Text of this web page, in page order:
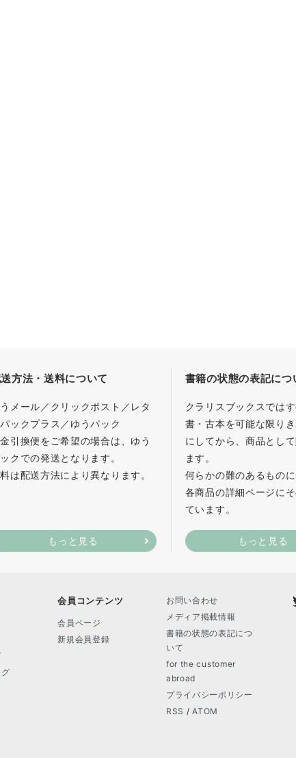
方法・送料について
メール／クリックポスト／レタ
ックプラス／ゆうパック
引換便をご希望の場合は、ゆう
クでの発送となります。
は配送方法により異なります。
もっと見る
書籍の状態の表記につ
クラリスブックスでは
書・古本を可能な限り
にしてから、商品とし
ます。
何らかの難のあるものに
各商品の詳細ページに
ています。
もっと見る
会員コンテンツ
会員ページ
新規会員登録
お問い合わせ
メディア掲載情報
書籍の状態の表記につ
いて
for the customer
abroad
プライバシーポリシー
RSS /ATOM